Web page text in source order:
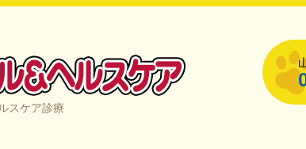
県宇部市
スケア診療